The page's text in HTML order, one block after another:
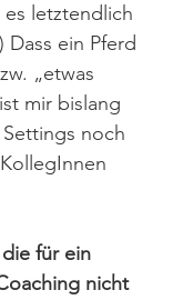
letztendlich
ein Pferd
„etwas
mir bislang
noch
für ein
nicht